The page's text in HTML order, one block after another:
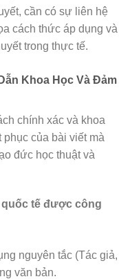
cần có sự liên hệ
cách thức áp dụng và
trong thực tế.
Khoa Học Và Đảm
chính xác và khoa
phục của bài viết mà
đức học thuật và
tế được công
nguyên tắc (Tác giả,
văn bản.